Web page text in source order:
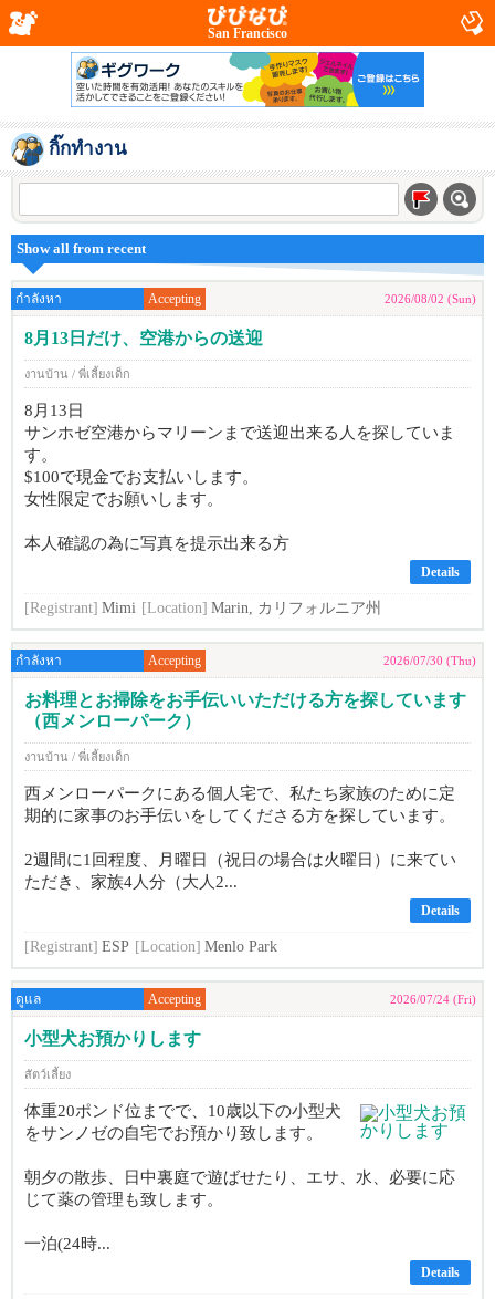
San Francisco
กิ๊กทำงาน
Show all from recent
กำลังหา Accepting 2026/08/02 (Sun)
8月13日だけ、空港からの送迎
งานบ้าน / พี่เลี้ยงเด็ก
8月13日
サンホゼ空港からマリーンまで送迎出来る人を探していま
す。
$100で現金でお支払いします。
女性限定でお願いします。
本人確認の為に写真を提示出来る方
Details
[Registrant] Mimi [Location] Marin, カリフォルニア州
กำลังหา Accepting 2026/07/30 (Thu)
お料理とお掃除をお手伝いいただける方を探しています
（西メンローパーク）
งานบ้าน / พี่เลี้ยงเด็ก
西メンローパークにある個人宅で、私たち家族のために定
期的に家事のお手伝いをしてくださる方を探しています。
2週間に1回程度、月曜日（祝日の場合は火曜日）に来てい
ただき、家族4人分（大人2...
Details
[Registrant] ESP [Location] Menlo Park
ดูแล Accepting 2026/07/24 (Fri)
小型犬お預かりします
สัตว์เลี้ยง
体重20ポンド位までで、10歳以下の小型犬
をサンノゼの自宅でお預かり致します。
朝夕の散歩、日中裏庭で遊ばせたり、エサ、水、必要に応
じて薬の管理も致します。
一泊(24時...
Details